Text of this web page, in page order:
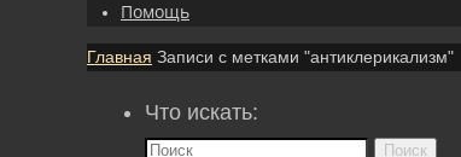
Помощь
Главная Записи с метками "антиклерикализм"
Что искать:
Поиск